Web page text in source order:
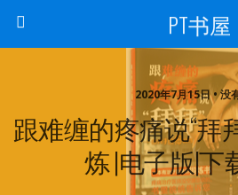
PT书屋
2020年7月15日 • 没
跟难缠的疼痛说“拜
炼 |电子版|下